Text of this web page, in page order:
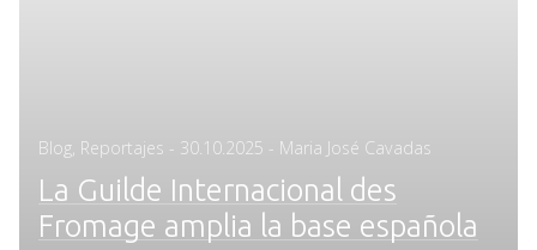
Blog Reportajes - Posted
30.10.2025 - Maria José Cavadas
La Guilde Internacional des
Fromage amplia la base española